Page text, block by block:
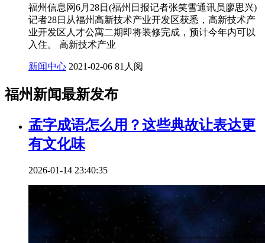
福州信息网6月28日(福州日报记者张笑雪通讯员廖思兴)
记者28日从福州高新技术产业开发区获悉，高新技术产
业开发区人才公寓二期即将装修完成，预计今年内可以
入住。 高新技术产业
新闻中心 2021-02-06 81人阅
福州新闻最新发布
孟字成语怎么用？这些典故让表达更
有文化味
2026-01-14 23:40:35